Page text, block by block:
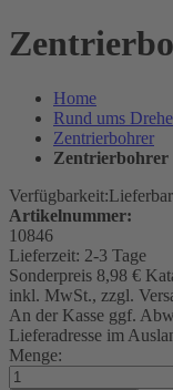
Home
Rund ums
Zentrierbohrer
Zentrierbohrer
Verfügbarkeit:Lieferbar
Artikelnummer:
10846
Lieferzeit: 2-3 Tage
Sonderpreis 8,98 €
inkl. MwSt., zzgl.
An der Kasse ggf.
Lieferadresse im
Menge: